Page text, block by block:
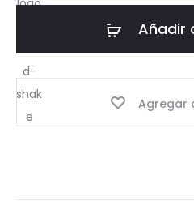
Añadir
Agregar